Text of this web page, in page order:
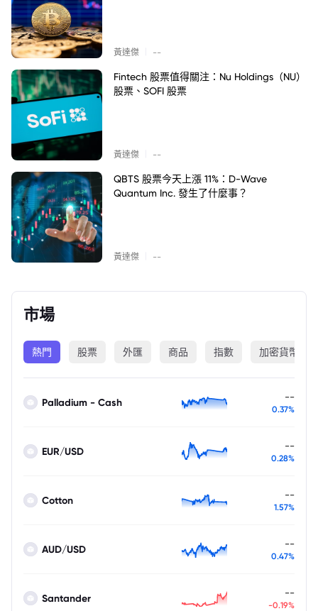
黃達傑 --
Fintech 股票值得關注：Nu Holdings（NU）
股票、SOFI 股票
黃達傑 --
QBTS 股票今天上漲 11%：D-Wave
Quantum Inc. 發生了什麼事？
黃達傑 --
市場
熱門 股票 外匯 商品 指數 加密貨幣
Palladium - Cash --
0.37%
EUR/USD --
0.28%
Cotton --
1.57%
AUD/USD --
0.47%
Santander --
-0.19%